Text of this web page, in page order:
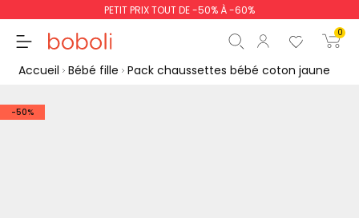
PETIT PRIX TOUT DE -50% À -60%
0
Accueil Bébé fille Pack chaussettes bébé coton jaune
-50%